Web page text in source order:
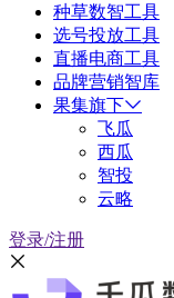
种草数智工具
选号投放工具
直播电商工具
品牌营销智库
果集旗下
飞瓜
西瓜
智投
云略
登录/注册